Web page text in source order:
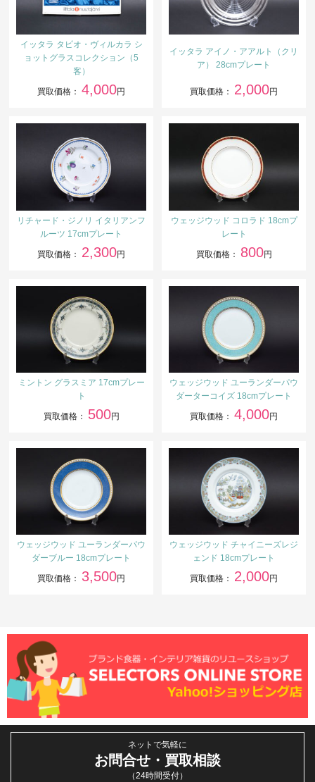
イッタラ タピオ・ヴィルカラ シ
ョットグラスコレクション（5
客）
買取価格： 4,000円
イッタラ アイノ・アアルト（クリ
ア） 28cmプレート
買取価格： 2,000円
リチャード・ジノリ イタリアンフ
ルーツ 17cmプレート
買取価格： 2,300円
ウェッジウッド コロラド 18cmプ
レート
買取価格： 800円
ミントン グラスミア 17cmプレー
ト
買取価格： 500円
ウェッジウッド ユーランダーパウ
ダーターコイズ 18cmプレート
買取価格： 4,000円
ウェッジウッド ユーランダーパウ
ダーブルー 18cmプレート
買取価格： 3,500円
ウェッジウッド チャイニーズレジ
ェンド 18cmプレート
買取価格： 2,000円
ネットで気軽に
お問合せ・買取相談
（24時間受付）